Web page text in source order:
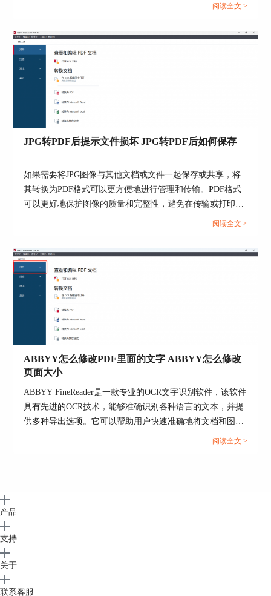
四、创建用户语言
当文件中出现了非指定的OCR语言时，
ABBYY FineReader PDF 15的识别结果中就可能会
出现一些乱码。此时，我们就需要为软件指定OCR
语言，使其顺利识别其他的OCR语言。
比如，如果文档中出现一些繁体字时，就需要
打开语言选项（工具菜单-选项-语言），选择手动
指定OCR语言，并添加“繁体中文”，使得软件正确
五、小结
综上所述， ABBYY FineReader PDF 15拥有专
高、拍摄规范的图像文件，并结合正确的OCR语言
阅读全文 >
JPG转PDF后提示文件损坏 JPG转PDF后如何保存
如果需要将JPG图像与其他文档或文件一起保存或共享，将
其转换为PDF格式可以更方便地进行管理和传输。PDF格式
可以更好地保护图像的质量和完整性，避免在传输或打印过
程中出现失真或变形。在abbyy软件中将JPG文件转换为PDF
PDF后提示文件损坏，JPG转PDF后如何保存的相关内容。...
阅读全文 >
ABBYY怎么修改PDF里面的文字 ABBYY怎么修改
页面大小
ABBYY FineReader是一款专业的OCR文字识别软件，该软件
具有先进的OCR技术，能够准确识别各种语言的文本，并提
供多种导出选项。它可以帮助用户快速准确地将文档和图像
中的文本转换为可编辑的文字，提高工作效率和生产力。那
阅读全文 >
产品
支持
关于
联系客服